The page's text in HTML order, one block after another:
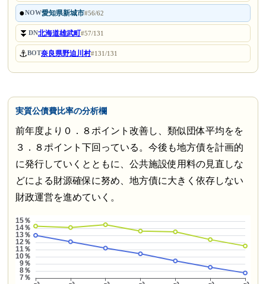
●NOW愛知県新城市#56/62
⏬DN北海道雄武町#57/131
⚓BOT奈良県野迫川村#131/131
実質公債費比率の分析欄
前年度より０．８ポイント改善し、類似団体平均をを
３．８ポイント下回っている。今後も地方債を計画的
に発行していくとともに、公共施設使用料の見直しな
どによる財源確保に努め、地方債に大きく依存しない
財政運営を進めていく。